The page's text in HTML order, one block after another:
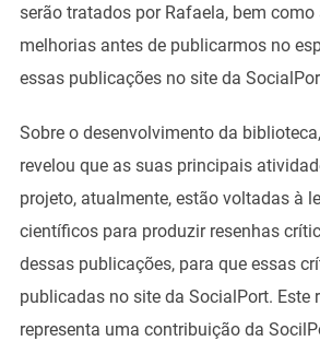
serão tratados por Rafaela, bem
melhorias antes de publicarmos no
essas publicações no site da
Sobre o desenvolvimento da
revelou que as suas principais
projeto, atualmente, estão voltadas à
científicos para produzir resenhas
dessas publicações, para que essas
publicadas no site da SocialPort. Este
representa uma contribuição da